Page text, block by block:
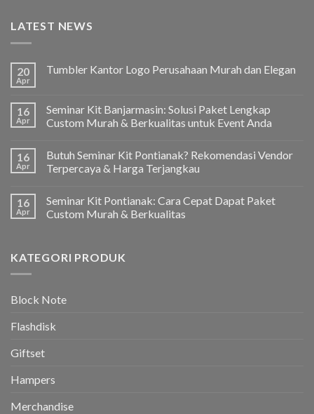
LATEST NEWS
20
Apr
Tumbler Kantor Logo Perusahaan Murah dan Elegan
16
Apr
Seminar Kit Banjarmasin: Solusi Paket Lengkap
Custom Murah & Berkualitas untuk Event Anda
16
Apr
Butuh Seminar Kit Pontianak? Rekomendasi Vendor
Terpercaya & Harga Terjangkau
16
Apr
Seminar Kit Pontianak: Cara Cepat Dapat Paket
Custom Murah & Berkualitas
KATEGORI PRODUK
Block Note
Flashdisk
Giftset
Hampers
Merchandise